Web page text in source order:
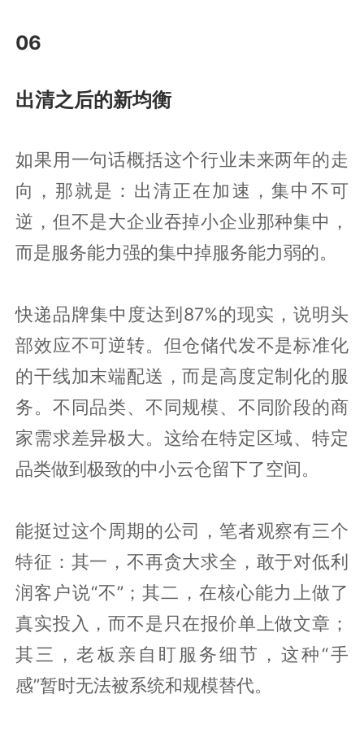
06
出清之后的新均衡
如果用一句话概括这个行业未来两年的走
向，那就是：出清正在加速，集中不可
逆，但不是大企业吞掉小企业那种集中，
而是服务能力强的集中掉服务能力弱的。
快递品牌集中度达到87%的现实，说明头
部效应不可逆转。但仓储代发不是标准化
的干线加末端配送，而是高度定制化的服
务。不同品类、不同规模、不同阶段的商
家需求差异极大。这给在特定区域、特定
品类做到极致的中小云仓留下了空间。
能挺过这个周期的公司，笔者观察有三个
特征：其一，不再贪大求全，敢于对低利
润客户说“不”；其二，在核心能力上做了
真实投入，而不是只在报价单上做文章；
其三，老板亲自盯服务细节，这种“手
感”暂时无法被系统和规模替代。